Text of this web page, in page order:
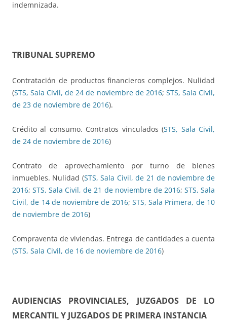
indemnizada.
TRIBUNAL SUPREMO
Contratación de productos financieros complejos. Nulidad
(STS, Sala Civil, de 24 de noviembre de 2016; STS, Sala Civil,
de 23 de noviembre de 2016).
Crédito al consumo. Contratos vinculados (STS, Sala Civil,
de 24 de noviembre de 2016)
Contrato de aprovechamiento por turno de bienes
inmuebles. Nulidad (STS, Sala Civil, de 21 de noviembre de
2016;STS, Sala Civil, de 21 de noviembre de 2016; STS, Sala
Civil, de 14 de noviembre de 2016; STS, Sala Primera, de 10
de noviembre de 2016)
Compraventa de viviendas. Entrega de cantidades a cuenta
(STS, Sala Civil, de 16 de noviembre de 2016)
AUDIENCIAS PROVINCIALES, JUZGADOS DE LO
MERCANTIL Y JUZGADOS DE PRIMERA INSTANCIA